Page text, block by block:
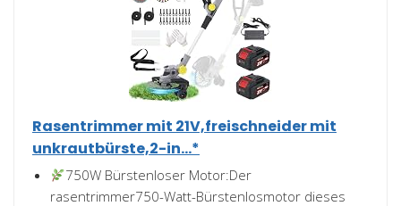
Rasentrimmer mit 21V,freischneider mit
unkrautbürste,2-in...*
750W Bürstenloser Motor:Der
rasentrimmer750-Watt-Bürstenlosmotor dieses